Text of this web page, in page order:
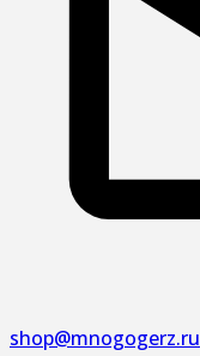
shop@mnogogerz.ru